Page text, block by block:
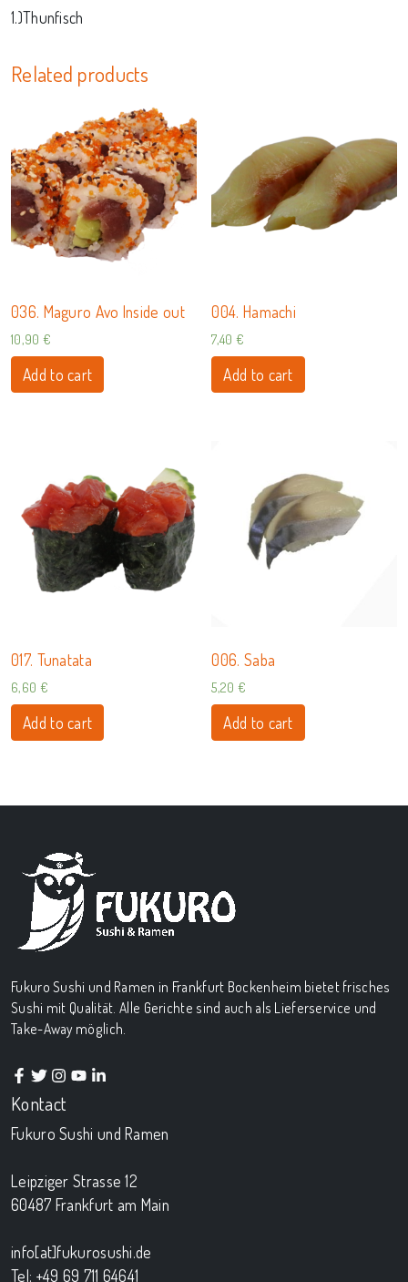
1.)Thunfisch
Related products
036. Maguro Avo Inside out
10,90 €
Add to cart
004. Hamachi
7,40 €
Add to cart
017. Tunatata
6,60 €
Add to cart
006. Saba
5,20 €
Add to cart
Fukuro Sushi und Ramen in Frankfurt Bockenheim bietet frisches
Sushi mit Qualität. Alle Gerichte sind auch als Lieferservice und
Take-Away möglich.
Kontact
Fukuro Sushi und Ramen
Leipziger Strasse 12
60487 Frankfurt am Main
info[at]fukurosushi.de
Tel: +49 69 711 64641